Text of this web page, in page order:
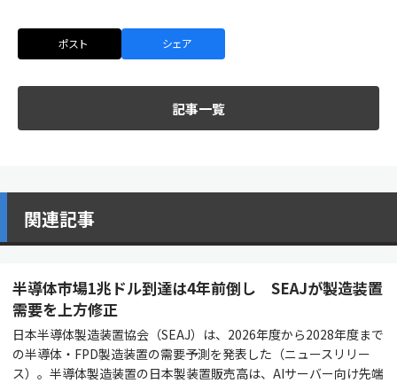
ポスト シェア
記事一覧
関連記事
半導体市場1兆ドル到達は4年前倒し SEAJが製造装置
需要を上方修正
日本半導体製造装置協会（SEAJ）は、2026年度から2028年度まで
の半導体・FPD製造装置の需要予測を発表した（ニュースリリー
ス）。半導体製造装置の日本製装置販売高は、AIサーバー向け先端